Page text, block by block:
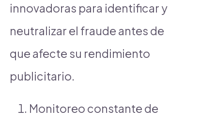
innovadoras para identificar y
neutralizar el fraude antes de
que afecte su rendimiento
publicitario.
Monitoreo constante de